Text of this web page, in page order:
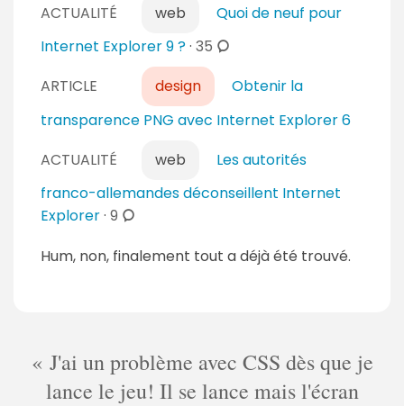
t
r
e
s
m
m
n
a
e
s
ACTUALITÉ web
Quoi de neuf pour
Internet Explorer 9 ?· 35 c
o
m
n
a
r
ARTICLE design
Obtenir la
transparence PNG avec Internet Explorer 6
ACTUALITÉ
web
Les autorités
franco-allemandes déconseillent Internet
Explorer· 9 c
m
a
Hum, non, finalement tout a déjà été trouvé.
J'ai un problème avec CSS dès que je
lance le jeu! Il se lance mais l'écran